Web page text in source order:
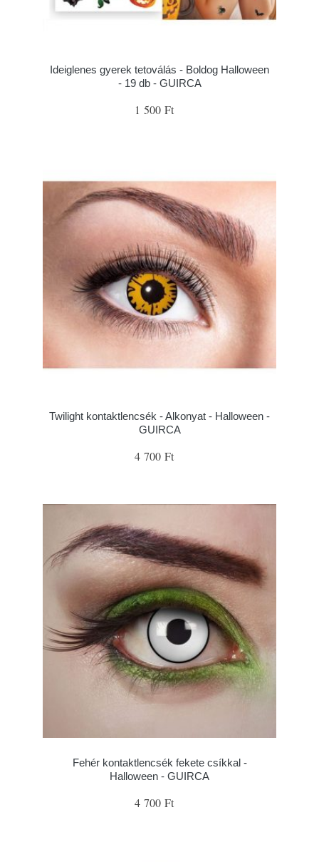
Ideiglenes gyerek tetoválás - Boldog Halloween
- 19 db - GUIRCA
1 500 Ft
Twilight kontaktlencsék - Alkonyat - Halloween -
GUIRCA
4 700 Ft
Fehér kontaktlencsék fekete csíkkal -
Halloween - GUIRCA
4 700 Ft